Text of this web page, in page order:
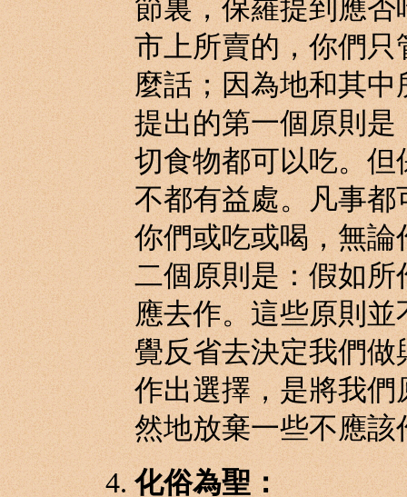
節裏，保羅提到應
市上所賣的，你們
麼話；因為地和其
提出的第一個原則
切食物都可以吃。
不都有益處。凡事
你們或吃或喝，無
二個原則是：假如
應去作。這些原則
覺反省去決定我們
作出選擇，是將我
然地放棄一些不應該
化俗為聖：